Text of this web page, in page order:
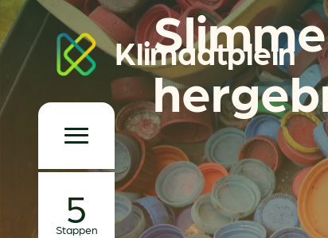
Klimaatplein
Stappen
Klimaatplein
Hoofd­navigatie
Over ons